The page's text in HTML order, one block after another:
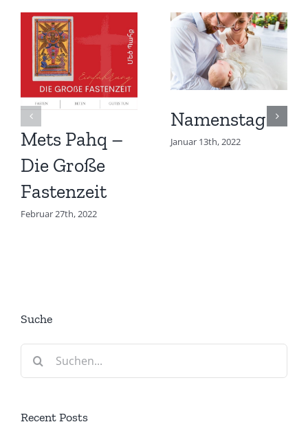
Mets Pahq –
Die Große
Fastenzeit
Februar 27th, 2022
Namenstag
Januar 13th, 2022
Suche
Suche
nach:
Recent Posts